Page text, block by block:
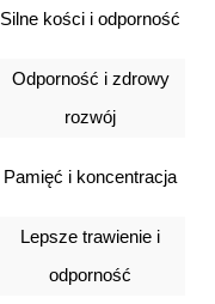
Silne kości i odporność
Odporność i zdrowy
rozwój
Pamięć i koncentracja
Lepsze trawienie i
odporność